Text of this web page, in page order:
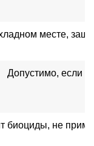
месте,
Допустимо, если
биоциды, не